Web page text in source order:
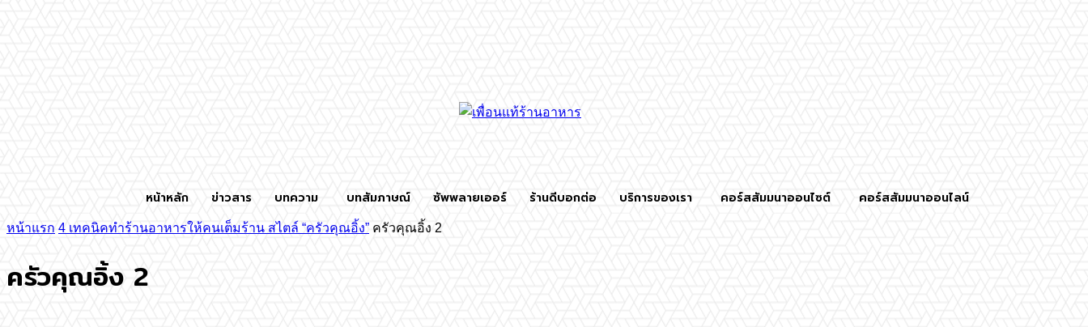
หน้าหลัก ข่าวสาร บทความ บทสัมภาษณ์ ซัพพลายเออร์ ร้านดีบอกต่อ บริการของเรา คอร์สสัมมนาออนไซต์ คอร์สสัมมนาออนไลน์
หน้าแรก 4 เทคนิคทำร้านอาหารให้คนเต็มร้าน สไตล์ “ครัวคุณอิ้ง” ครัวคุณอิ้ง 2
ครัวคุณอิ้ง 2